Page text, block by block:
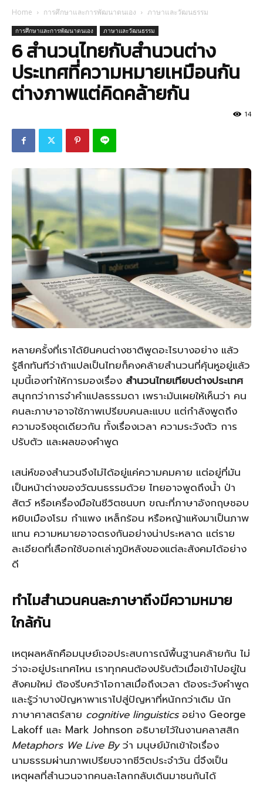
Home การศึกษาและการพัฒนาตนเอง ภาษาและวัฒนธรรม
การศึกษาและการพัฒนาตนเอง ภาษาและวัฒนธรรม
6 สำนวนไทยกับสำนวนต่าง
ประเทศที่ความหมายเหมือนกัน
ต่างภาพแต่คิดคล้ายกัน
14
หลายครั้งที่เราได้ยินคนต่างชาติพูดอะไรบางอย่าง แล้ว
รู้สึกทันทีว่าถ้าแปลเป็นไทยก็คงคล้ายสำนวนที่คุ้นหูอยู่แล้ว
มุมนี้เองทำให้การมองเรื่อง สำนวนไทยเทียบต่างประเทศ
สนุกกว่าการจำคำแปลธรรมดา เพราะมันเผยให้เห็นว่า คน
คนละภาษาอาจใช้ภาพเปรียบคนละแบบ แต่กำลังพูดถึง
ความจริงชุดเดียวกัน ทั้งเรื่องเวลา ความระวังตัว การ
ปรับตัว และผลของคำพูด
เสน่ห์ของสำนวนจึงไม่ได้อยู่แค่ความคมคาย แต่อยู่ที่มัน
เป็นหน้าต่างของวัฒนธรรมด้วย ไทยอาจพูดถึงน้ำ ป่า
สัตว์ หรือเครื่องมือในชีวิตชนบท ขณะที่ภาษาอังกฤษชอบ
หยิบเมืองโรม กำแพง เหล็กร้อน หรือหญ้าแห้งมาเป็นภาพ
แทน ความหมายอาจตรงกันอย่างน่าประหลาด แต่ราย
ละเอียดที่เลือกใช้บอกเล่าภูมิหลังของแต่ละสังคมได้อย่าง
ดี
ทำไมสำนวนคนละภาษาถึงมีความหมาย
ใกล้กัน
เหตุผลหลักคือมนุษย์เจอประสบการณ์พื้นฐานคล้ายกัน ไม่
ว่าจะอยู่ประเทศไหน เราทุกคนต้องปรับตัวเมื่อเข้าไปอยู่ใน
สังคมใหม่ ต้องรีบคว้าโอกาสเมื่อถึงเวลา ต้องระวังคำพูด
และรู้ว่าบางปัญหาพาเราไปสู่ปัญหาที่หนักกว่าเดิม นัก
ภาษาศาสตร์สาย cognitive linguisticsอย่าง George
Lakoff และ Mark Johnson อธิบายไว้ในงานคลาสสิก
Metaphors We Live Byว่า มนุษย์มักเข้าใจเรื่อง
นามธรรมผ่านภาพเปรียบจากชีวิตประจำวัน นี่จึงเป็น
เหตุผลที่สำนวนจากคนละโลกกลับเดินมาชนกันได้